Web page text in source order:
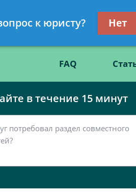
FAQ
в течение 15 минут
к юристу? Нет